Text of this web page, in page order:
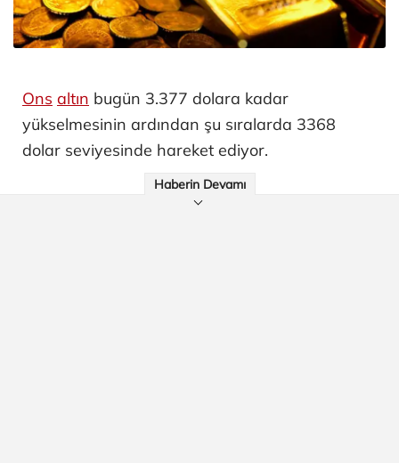
Ons altın bugün 3.377 dolara kadar
yükselmesinin ardından şu sıralarda 3368
dolar seviyesinde hareket ediyor.
Haberin Devamı